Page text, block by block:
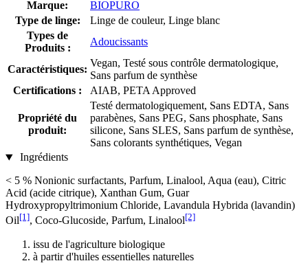
Marque:
BIOPURO
Type de linge:
Linge de couleur, Linge blanc
Types de
Produits :
Adoucissants
Caractéristiques:
Vegan, Testé sous contrôle dermatologique,
Sans parfum de synthèse
Certifications :
AIAB, PETA Approved
Propriété du
produit:
Testé dermatologiquement, Sans EDTA, Sans
parabènes, Sans PEG, Sans phosphate, Sans
silicone, Sans SLES, Sans parfum de synthèse,
Sans colorants synthétiques, Vegan
Ingrédients
< 5 % Nonionic surfactants, Parfum, Linalool, Aqua (eau), Citric
Acid (acide citrique), Xanthan Gum, Guar
Hydroxypropyltrimonium Chloride, Lavandula Hybrida (lavandin)
Oil[1], Coco-Glucoside, Parfum, Linalool[2]
issu de l'agriculture biologique
à partir d'huiles essentielles naturelles